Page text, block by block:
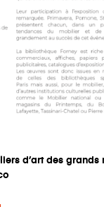
d’art des grands